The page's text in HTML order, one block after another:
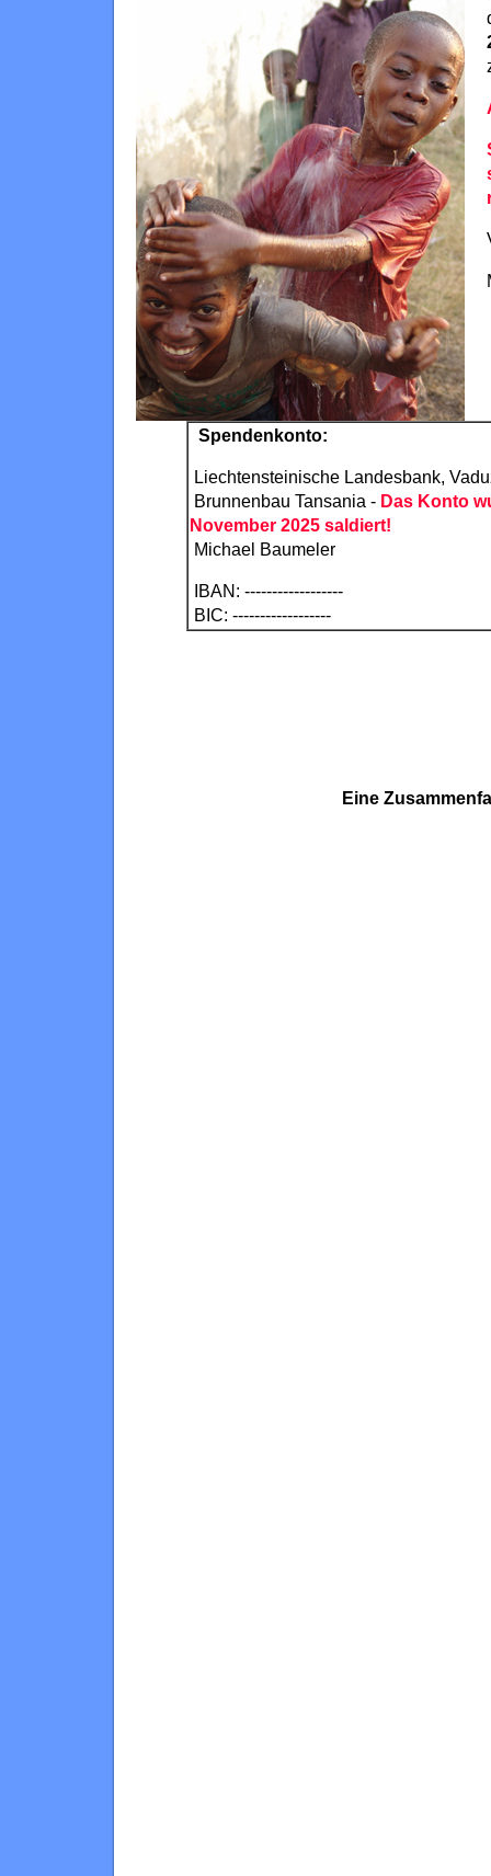
Spendenkonto:
Liechtensteinische Landesbank,
Brunnenbau Tansania - Das Konto
November 2025 saldiert!
Michael Baumeler
IBAN: ------------------
BIC: ------------------
Eine